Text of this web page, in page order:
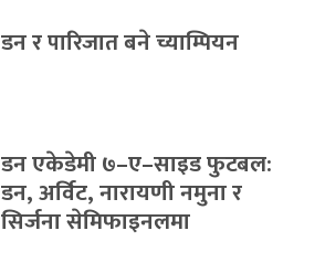
डन र पारिजात बने च्याम्पियन
डन एकेडेमी ७–ए–साइड फुटबल:
डन, अर्विट, नारायणी नमुना र
सिर्जना सेमिफाइनलमा